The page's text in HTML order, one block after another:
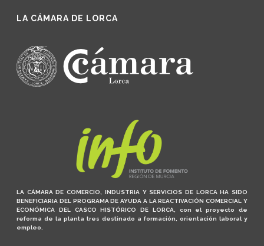
LA CÁMARA DE LORCA
LA CÁMARA DE COMERCIO, INDUSTRIA Y SERVICIOS DE LORCA HA SIDO
BENEFICIARIA DEL PROGRAMA DE AYUDA A LA REACTIVACIÓN COMERCIAL Y
ECONÓMICA DEL CASCO HISTÓRICO DE LORCA, con el proyecto de
reforma de la planta tres destinado a formación, orientación laboral y
empleo.